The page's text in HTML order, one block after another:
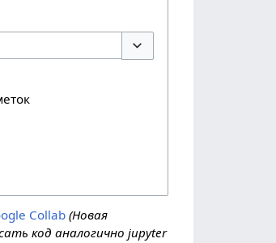
Collab (Новая
код аналогично jupyter